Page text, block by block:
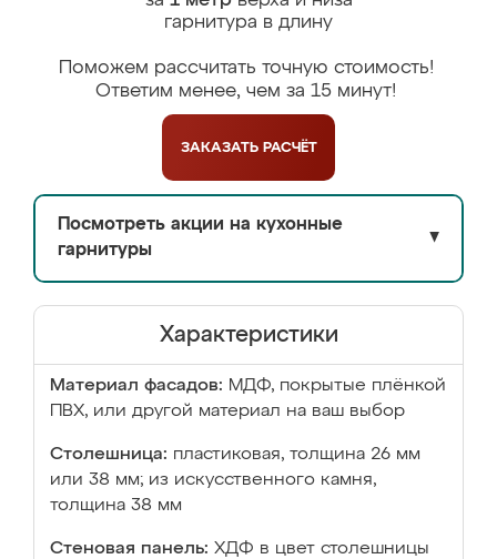
гарнитура в длину
Поможем рассчитать точную стоимость!
Ответим менее, чем за 15 минут!
ЗАКАЗАТЬ РАСЧЁТ
Посмотреть акции на кухонные
гарнитуры
▼
Характеристики
Материал фасадов: МДФ, покрытые плёнкой
ПВХ, или другой материал на ваш выбор
Столешница: пластиковая, толщина 26 мм
или 38 мм; из искусственного камня,
толщина 38 мм
Стеновая панель: ХДФ в цвет столешницы